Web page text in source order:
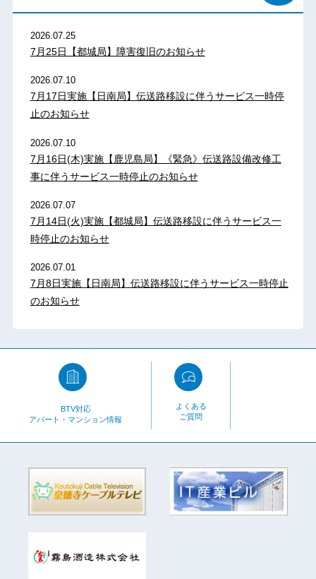
2026.07.25
7月25日【都城局】障害復旧のお知らせ
2026.07.10
7月17日実施【日南局】伝送路移設に伴うサービス一時停
止のお知らせ
2026.07.10
7月16日(木)実施【鹿児島局】《緊急》伝送路設備改修工
事に伴うサービス一時停止のお知らせ
2026.07.07
7月14日(火)実施【都城局】伝送路移設に伴うサービス一
時停止のお知らせ
2026.07.01
7月8日実施【日南局】伝送路移設に伴うサービス一時停止
のお知らせ
BTV対応
アパート・マンション情報
よくある
ご質問